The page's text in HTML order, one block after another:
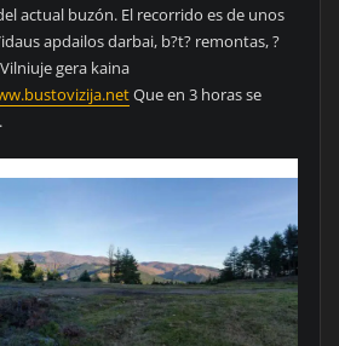
actual buzón. El recorrido es de unos
apdailos darbai, b?t? remontas, ?
gera kaina
Que en 3 horas se